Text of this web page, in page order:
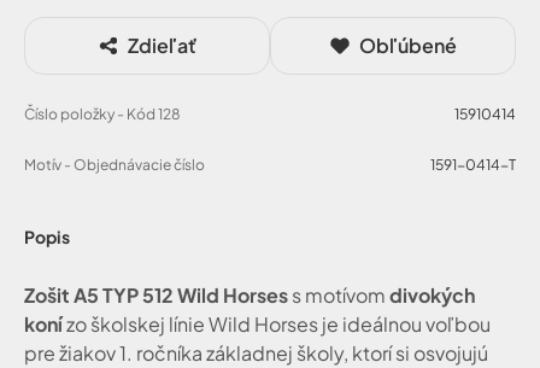
Popis
Zošit A5 TYP 512 Wild Horsess motívomdivokých
konízo školskej línie Wild Horses je ideálnou voľbou
pre žiakov 1. ročníka základnej školy, ktorí si osvojujú
Zdieľať Obľúbené
Číslo položky - Kód 128 15910414
Motív - Objednávacie číslo 1591-0414-T